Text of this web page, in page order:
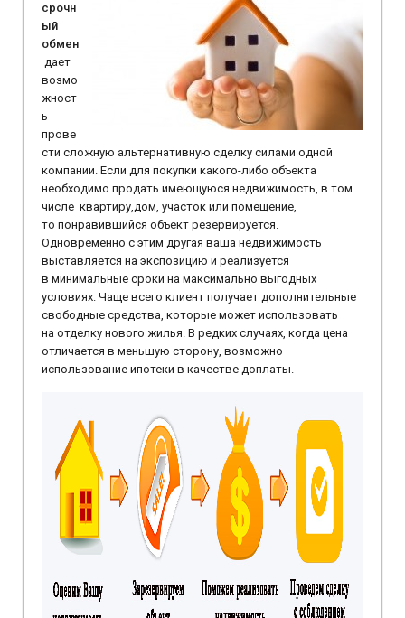
срочн
ый
обмен
дает
возмо
жност
ь
прове
сти сложную альтернативную сделку силами одной
компании. Если для покупки какого-либо объекта
необходимо продать имеющуюся недвижимость, в том
числе квартиру,дом, участок или помещение,
то понравившийся объект резервируется.
Одновременно с этим другая ваша недвижимость
выставляется на экспозицию и реализуется
в минимальные сроки на максимально выгодных
условиях. Чаще всего клиент получает дополнительные
свободные средства, которые может использовать
на отделку нового жилья. В редких случаях, когда цена
отличается в меньшую сторону, возможно
использование ипотеки в качестве доплаты.